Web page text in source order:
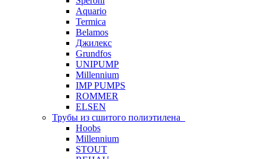
Aquario
Termica
Belamos
Джилекс
Grundfos
UNIPUMP
Millennium
IMP PUMPS
ROMMER
ELSEN
Трубы из сшитого полиэтилена
Hoobs
Millennium
STOUT